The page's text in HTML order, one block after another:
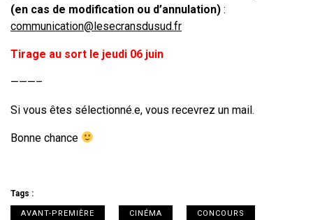
(en cas de modification ou d’annulation) :
communication@lesecransdusud.fr
Tirage au sort le jeudi 06 juin
———–
Si vous êtes sélectionné.e, vous recevrez un mail.
Bonne chance
Tags :
AVANT-PREMIÈRE CINÉMA CONCOURS